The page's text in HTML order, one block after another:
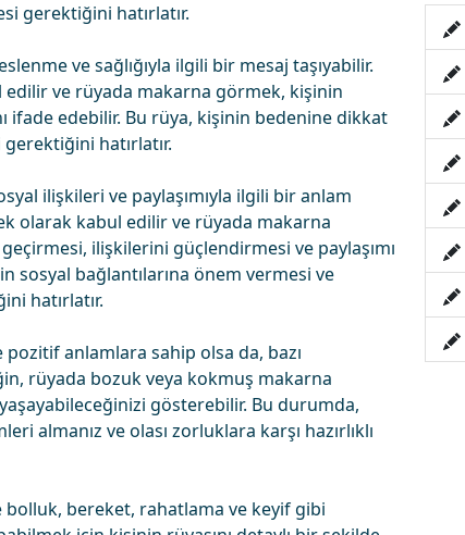
gerektiğini hatırlatır.
ve sağlığıyla ilgili bir mesaj taşıyabilir.
edilir ve rüyada makarna görmek, kişinin
ifade edebilir. Bu rüya, kişinin bedenine dikkat
gerektiğini hatırlatır.
ilişkileri ve paylaşımıyla ilgili bir anlam
olarak kabul edilir ve rüyada makarna
ilişkilerini güçlendirmesi ve paylaşımı
sosyal bağlantılarına önem vermesi ve
hatırlatır.
anlamlara sahip olsa da, bazı
rüyada bozuk veya kokmuş makarna
gösterebilir. Bu durumda,
almanız ve olası zorluklara karşı hazırlıklı
bereket, rahatlama ve keyif gibi